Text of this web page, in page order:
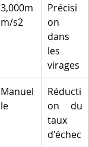
3,000m
m/s2
Précisi
on
dans
les
virages
Manuel
le
Réducti
on du
taux
d'échec